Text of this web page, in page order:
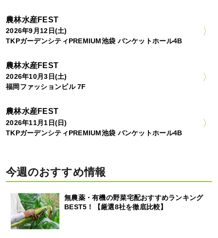
農林水産FEST
2026年9月12日(土)
TKPガーデンシティPREMIUM池袋 バンケットホール4B
農林水産FEST
2026年10月3日(土)
福岡ファッションビル 7F
農林水産FEST
2026年11月1日(日)
TKPガーデンシティPREMIUM池袋 バンケットホール4B
今週のおすすめ情報
無農薬・有機の野菜宅配おすすめランキング
BEST5！【厳選8社を徹底比較】